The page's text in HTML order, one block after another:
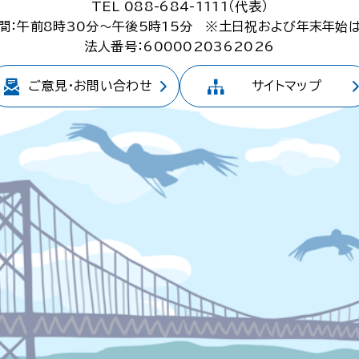
TEL 088-684-1111（代表）
：午前8時30分～午後5時15分
※土日祝および年末年始
法人番号：6000020362026
ご意見・お問い合わせ サイトマップ